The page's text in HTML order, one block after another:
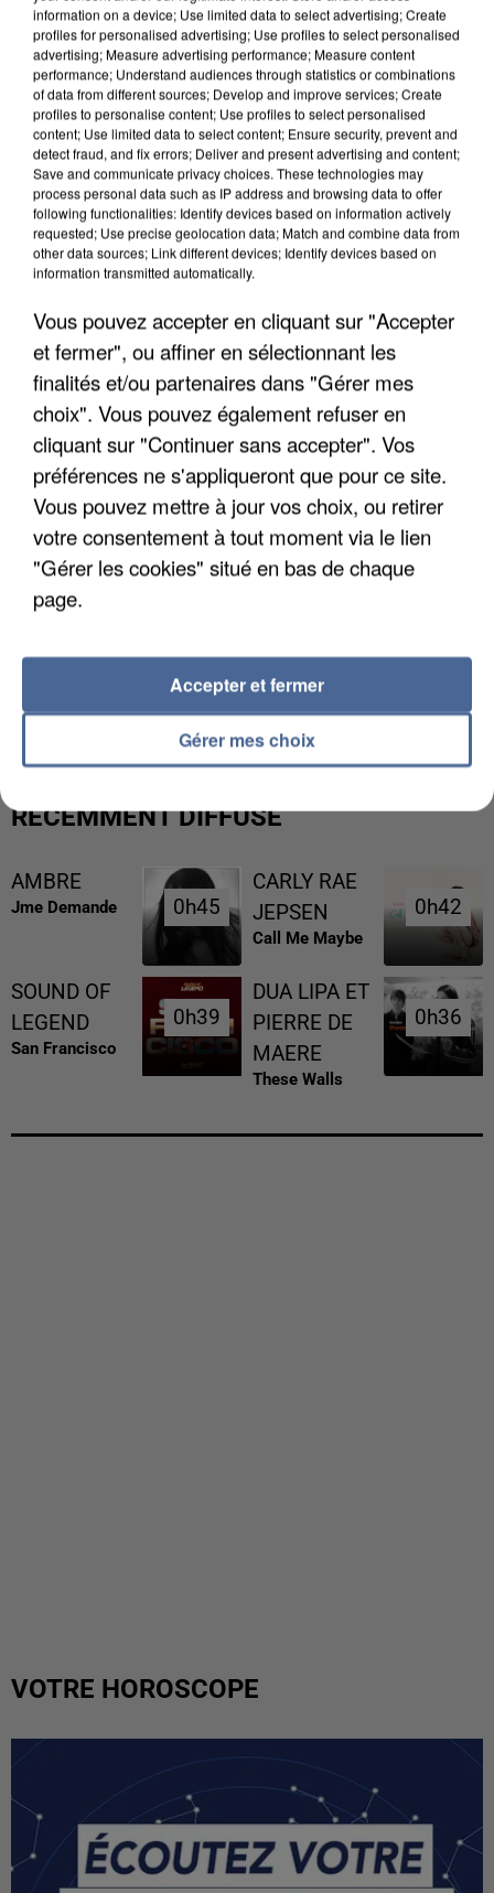
UN SECOND CADRE DE LA DZ MAFIA
INTERPELLÉ EN ALGÉRIE
UNE TOURISTE DE L’OISE EMPORTÉE PAR UNE
COULÉE DE BOUE EN HAUTE-SAVOIE
RÉCEMMENT DIFFUSÉ
AMBRE
Jme Demande 0h45
0h45
CARLY RAE
JEPSEN
Call Me Maybe
0h42
0h42
SOUND OF
LEGEND
San Francisco
0h39
0h39
DUA LIPA ET
PIERRE DE
MAERE
These Walls
0h36
0h36
VOTRE HOROSCOPE
information on a device; Use limited data to select advertising; Create
profiles for personalised advertising; Use profiles to select personalised
advertising; Measure advertising performance; Measure content
performance; Understand audiences through statistics or combinations
of data from different sources; Develop and improve services; Create
profiles to personalise content; Use profiles to select personalised
content; Use limited data to select content; Ensure security, prevent and
detect fraud, and fix errors; Deliver and present advertising and content;
Save and communicate privacy choices. These technologies may
process personal data such as IP address and browsing data to offer
following functionalities: Identify devices based on information actively
requested; Use precise geolocation data; Match and combine data from
other data sources; Link different devices; Identify devices based on
information transmitted automatically.
Vous pouvez accepter en cliquant sur "Accepter
et fermer", ou affiner en sélectionnant les
finalités et/ou partenaires dans "Gérer mes
choix". Vous pouvez également refuser en
cliquant sur "Continuer sans accepter". Vos
préférences ne s'appliqueront que pour ce site.
Vous pouvez mettre à jour vos choix, ou retirer
votre consentement à tout moment via le lien
"Gérer les cookies" situé en bas de chaque
page.
Gérer mes choix
Accepter et fermer